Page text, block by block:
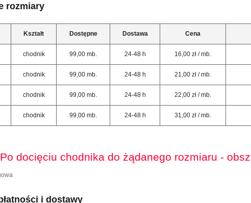
rozmiary
Kształt Dostępne Dostawa Cena
chodnik 99,00 mb. 24-48 h 16,00 zł / mb.
chodnik 99,00 mb. 24-48 h 21,00 zł / mb.
chodnik 99,00 mb. 24-48 h 22,00 zł / mb.
chodnik 99,00 mb. 24-48 h 31,00 zł / mb.
Po docięciu chodnika do żądanego rozmiaru -
i dostawy